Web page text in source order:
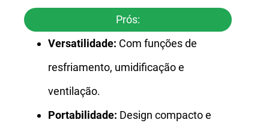
Prós:
Versatilidade: Com funções de
resfriamento, umidificação e
ventilação.
Portabilidade: Design compacto e